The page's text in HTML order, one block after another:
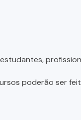
poderão ser